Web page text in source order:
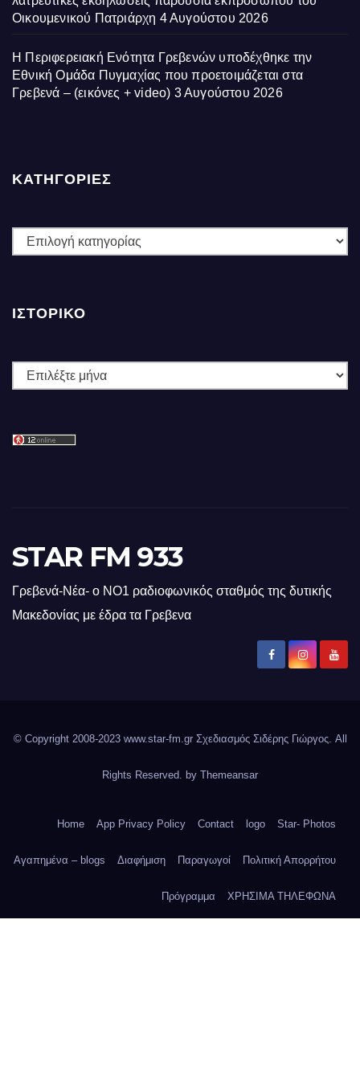
Οικουμενικού Πατριάρχη 4 Αυγούστου 2026
Η Περιφερειακή Ενότητα Γρεβενών υποδέχθηκε την
Εθνική Ομάδα Πυγμαχίας που προετοιμάζεται στα
Γρεβενά – (εικόνες + video) 3 Αυγούστου 2026
ΚΑΤΗΓΟΡΙΕΣ
ΚΑΤΗΓΟΡΙΕΣ
ΙΣΤΟΡΙΚΌ
Ιστορικό
STAR FM 933
Γρεβενά-Νέα- ο ΝΟ1 ραδιοφωνικός σταθμός της δυτικής
Μακεδονίας με έδρα τα Γρεβενα
© Copyright 2008-2023 www.star-fm.gr Σχεδιασμός Σιδέρης Γιώργος. All
Rights Reserved. by Themeansar
Home App Privacy Policy Contact logo Star- Photos
Αγαπημένα – blogs Διαφήμιση Παραγωγοί Πολιτική Απορρήτου
Πρόγραμμα ΧΡΗΣΙΜΑ ΤΗΛΕΦΩΝΑ